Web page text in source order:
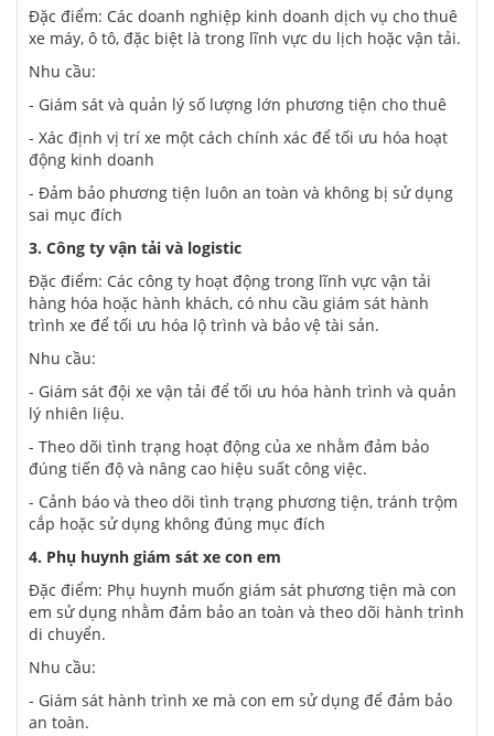
Đặc điểm: Các doanh nghiệp kinh doanh dịch vụ cho thuê
xe máy, ô tô, đặc biệt là trong lĩnh vực du lịch hoặc vận tải.
Nhu cầu:
- Giám sát và quản lý số lượng lớn phương tiện cho thuê
- Xác định vị trí xe một cách chính xác để tối ưu hóa hoạt
động kinh doanh
- Đảm bảo phương tiện luôn an toàn và không bị sử dụng
sai mục đích
3. Công ty vận tải và logistic
Đặc điểm: Các công ty hoạt động trong lĩnh vực vận tải
hàng hóa hoặc hành khách, có nhu cầu giám sát hành
trình xe để tối ưu hóa lộ trình và bảo vệ tài sản.
Nhu cầu:
- Giám sát đội xe vận tải để tối ưu hóa hành trình và quản
lý nhiên liệu.
- Theo dõi tình trạng hoạt động của xe nhằm đảm bảo
đúng tiến độ và nâng cao hiệu suất công việc.
- Cảnh báo và theo dõi tình trạng phương tiện, tránh trộm
cắp hoặc sử dụng không đúng mục đích
4. Phụ huynh giám sát xe con em
Đặc điểm: Phụ huynh muốn giám sát phương tiện mà con
em sử dụng nhằm đảm bảo an toàn và theo dõi hành trình
di chuyển.
Nhu cầu:
- Giám sát hành trình xe mà con em sử dụng để đảm bảo
an toàn.